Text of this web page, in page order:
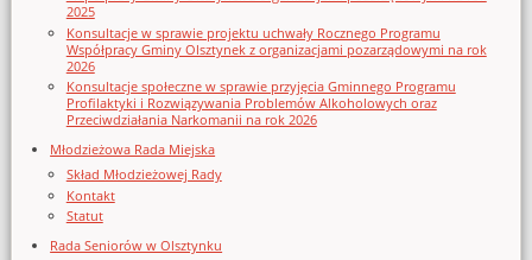
2025
Konsultacje w sprawie projektu uchwały Rocznego Programu
Współpracy Gminy Olsztynek z organizacjami pozarządowymi na rok
2026
Konsultacje społeczne w sprawie przyjęcia Gminnego Programu
Profilaktyki i Rozwiązywania Problemów Alkoholowych oraz
Przeciwdziałania Narkomanii na rok 2026
Młodzieżowa Rada Miejska
Skład Młodzieżowej Rady
Kontakt
Statut
Rada Seniorów w Olsztynku